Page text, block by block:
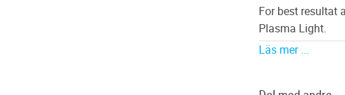
For best resultat
Plasma Light.
Slik bruker du
Läs mer ...